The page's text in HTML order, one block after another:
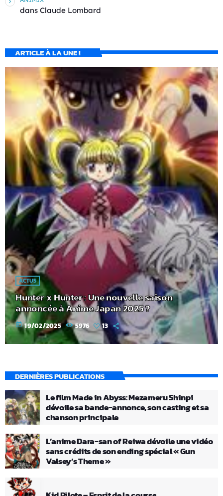
dans Claude Lombard
ARTICLE À LA UNE !
ACTUS
Hunter x Hunter : Une nouvelle saison
annoncée à Anime Japan 2025 ?
today 19/02/2025 5976 13
DERNIÈRES PUBLICATIONS
Le film Made in Abyss: Mezameru Shinpi
dévoile sa bande-annonce, son casting et sa
chanson principale
L’anime Dara-san of Reiwa dévoile une vidéo
sans crédits de son ending spécial « Gun
Valsey’s Theme »